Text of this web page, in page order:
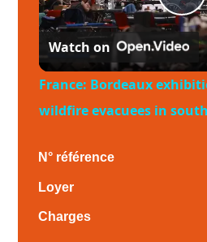
Watch on
France: Bordeaux
wildfire evacuees in
N° référence
Loyer
Charges